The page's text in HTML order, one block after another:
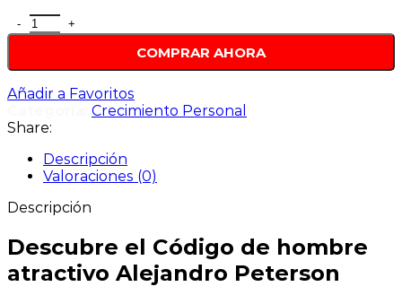
COMPRAR AHORA
Añadir a Favoritos
Crecimiento Personal
Share:
Descripción
Valoraciones (0)
Descripción
Descubre el Código de hombre
atractivo Alejandro Peterson